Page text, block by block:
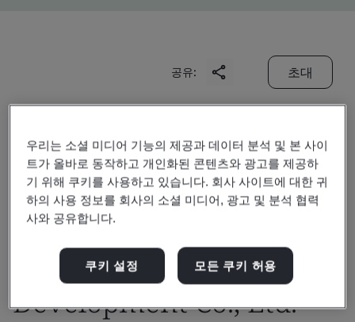
공유: 초대
Yancheng Zhenyu
Technology
Development Co., Ltd.
우리는 소셜 미디어 기능의 제공과 데이터 분석 및 본 사이
트가 올바로 동작하고 개인화된 콘텐츠와 광고를 제공하
기 위해 쿠키를 사용하고 있습니다. 회사 사이트에 대한 귀
하의 사용 정보를 회사의 소셜 미디어, 광고 및 분석 협력
사와 공유합니다.
쿠키 설정 모든 쿠키 허용